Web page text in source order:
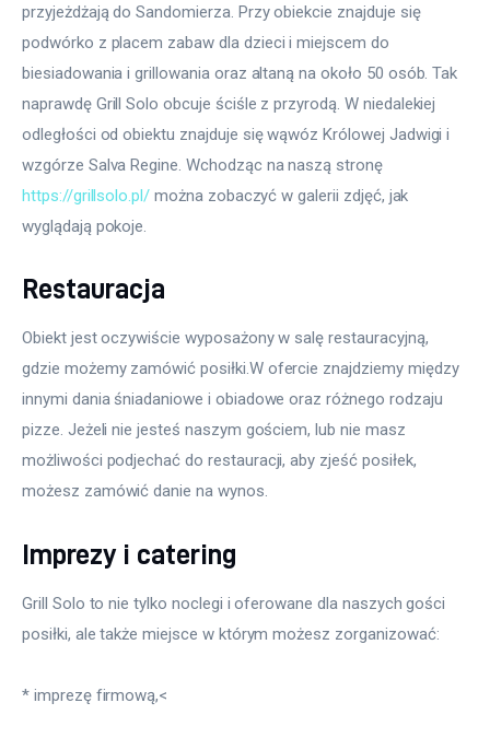
przyjeżdżają do Sandomierza. Przy obiekcie znajduje się
podwórko z placem zabaw dla dzieci i miejscem do
biesiadowania i grillowania oraz altaną na około 50 osób. Tak
naprawdę Grill Solo obcuje ściśle z przyrodą. W niedalekiej
odległości od obiektu znajduje się wąwóz Królowej Jadwigi i
wzgórze Salva Regine. Wchodząc na naszą stronę
https://grillsolo.pl/ można zobaczyć w galerii zdjęć, jak
wyglądają pokoje.
Restauracja
Obiekt jest oczywiście wyposażony w salę restauracyjną,
gdzie możemy zamówić posiłki.W ofercie znajdziemy między
innymi dania śniadaniowe i obiadowe oraz różnego rodzaju
pizze. Jeżeli nie jesteś naszym gościem, lub nie masz
możliwości podjechać do restauracji, aby zjeść posiłek,
możesz zamówić danie na wynos.
Imprezy i catering
Grill Solo to nie tylko noclegi i oferowane dla naszych gości
posiłki, ale także miejsce w którym możesz zorganizować:
* imprezę firmową,<